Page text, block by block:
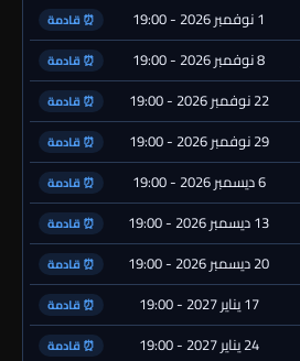
1 نوفمبر 2026 - 19:00 ⏰ قادمة
8 نوفمبر 2026 - 19:00 ⏰ قادمة
22 نوفمبر 2026 - 19:00 ⏰ قادمة
29 نوفمبر 2026 - 19:00 ⏰ قادمة
6 ديسمبر 2026 - 19:00 ⏰ قادمة
13 ديسمبر 2026 - 19:00 ⏰ قادمة
20 ديسمبر 2026 - 19:00 ⏰ قادمة
17 يناير 2027 - 19:00 ⏰ قادمة
24 يناير 2027 - 19:00 ⏰ قادمة